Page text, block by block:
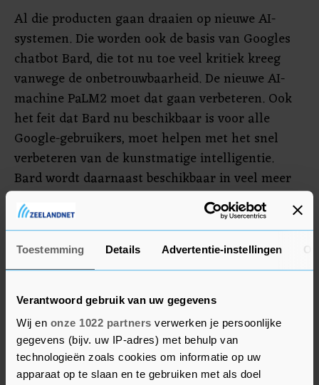
Toestemming Details Advertentie-instellingen
Verantwoord gebruik van uw gegevens
Wij en onze 1022 partners verwerken je persoonlijke
gegevens (bijv. uw IP-adres) met behulp van
technologieën zoals cookies om informatie op uw
apparaat op te slaan en te gebruiken met als doel
Al die producten gaan draaien op nieuwe AI-
systemen. Die worden ook de basis van Googles
chatbot Bard, die tot nu toe veel kritiek kreeg
vanwege de onbetrouwbaarheid. De nieuwe AI-
machine PaLM2 moet dat gaan verbeteren. Ook
het feit dat Bard nu beschikbaar is voor alle
Google-gebruikers, moet helpen met het snel
verbeteren van de kunstmatige intelligentie.
Bard wordt daarnaast beschikbaar in veel meer
landen en talen.
Google liet ook weten te beseffen dat
kunstmatige intelligentie tot misinformatie kan
leiden. Foto's die met AI gemaakt of aangepast
zijn krijgen metadata waarin dat duidelijk staat.
Ook gewone foto's hebben dergelijke informatie,
maar de gemiddelde internetgebruiker bekijkt die
nooit.